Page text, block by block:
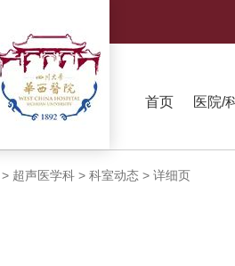
首页 医院/
> 超声医学科 > 科室动态 > 详细页